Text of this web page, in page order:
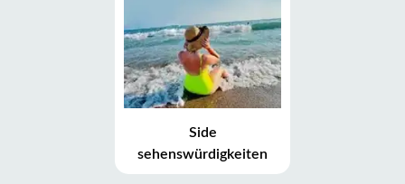
Side
sehenswürdigkeiten